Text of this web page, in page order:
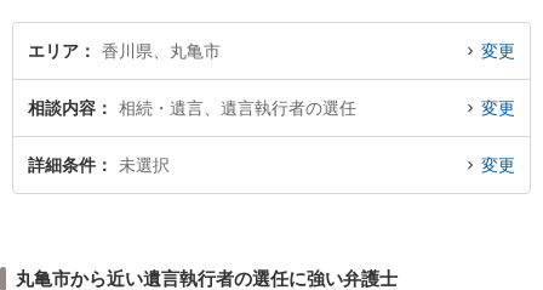
エリア 香川県、丸亀市 変更
相談内容 相続・遺言、遺言執行者の選任 変更
詳細条件 未選択 変更
丸亀市から近い遺言執行者の選任に強い弁護士